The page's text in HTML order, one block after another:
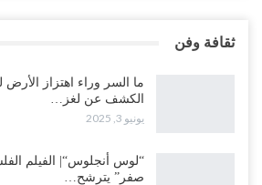
ثقافة وفن
الكشف عن لغز…
يونيو 3, 2025
“لوس أنجلوس“| الفيلم
صفر” يترشح…